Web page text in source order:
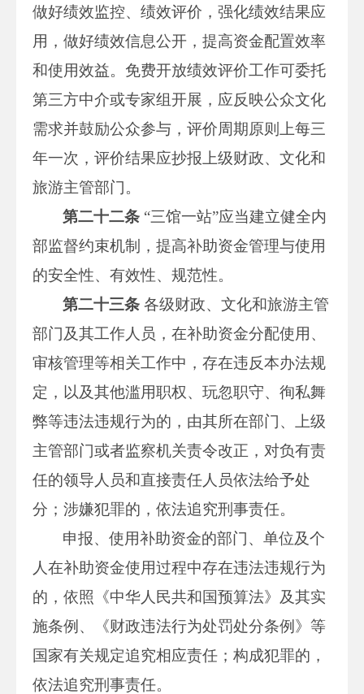
做好绩效监控、绩效评价，强化绩效结果应
用，做好绩效信息公开，提高资金配置效率
和使用效益。免费开放绩效评价工作可委托
第三方中介或专家组开展，应反映公众文化
需求并鼓励公众参与，评价周期原则上每三
年一次，评价结果应抄报上级财政、文化和
旅游主管部门。
第二十二条 “三馆一站”应当建立健全内
部监督约束机制，提高补助资金管理与使用
的安全性、有效性、规范性。
第二十三条 各级财政、文化和旅游主管
部门及其工作人员，在补助资金分配使用、
审核管理等相关工作中，存在违反本办法规
定，以及其他滥用职权、玩忽职守、徇私舞
弊等违法违规行为的，由其所在部门、上级
主管部门或者监察机关责令改正，对负有责
任的领导人员和直接责任人员依法给予处
分；涉嫌犯罪的，依法追究刑事责任。
申报、使用补助资金的部门、单位及个
人在补助资金使用过程中存在违法违规行为
的，依照《中华人民共和国预算法》及其实
施条例、《财政违法行为处罚处分条例》等
国家有关规定追究相应责任；构成犯罪的，
依法追究刑事责任。